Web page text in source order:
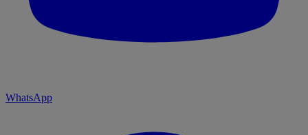
WhatsApp